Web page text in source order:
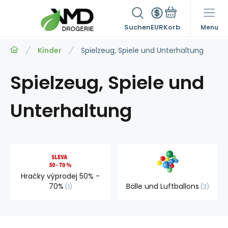
SuchenEUR Menu
Kinder Spielzeug, Spiele und Unterhaltung
Spielzeug, Spiele und
Unterhaltung
Hračky výprodej 50% -
70% 1 Bälle und Luftballons 2